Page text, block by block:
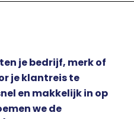
je bedrijf, merk of
je klantreis te
en makkelijk in op
we de